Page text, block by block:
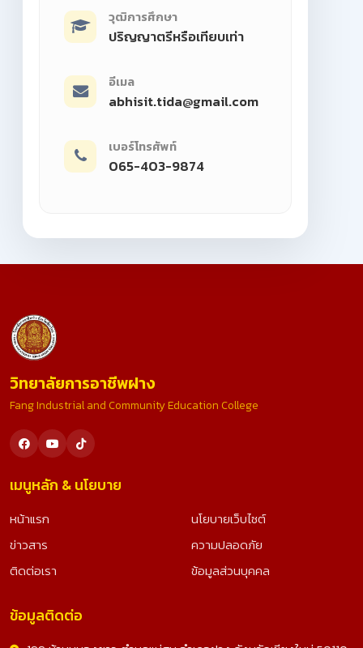
วุฒิการศึกษา
ปริญญาตรีหรือเทียบเท่า
อีเมล
abhisit.tida@gmail.com
เบอร์โทรศัพท์
065-403-9874
วิทยาลัยการอาชีพฝาง
Fang Industrial and Community Education College
เมนูหลัก & นโยบาย
หน้าแรก
ข่าวสาร
ติดต่อเรา
นโยบายเว็บไซต์
ความปลอดภัย
ข้อมูลส่วนบุคคล
ข้อมูลติดต่อ